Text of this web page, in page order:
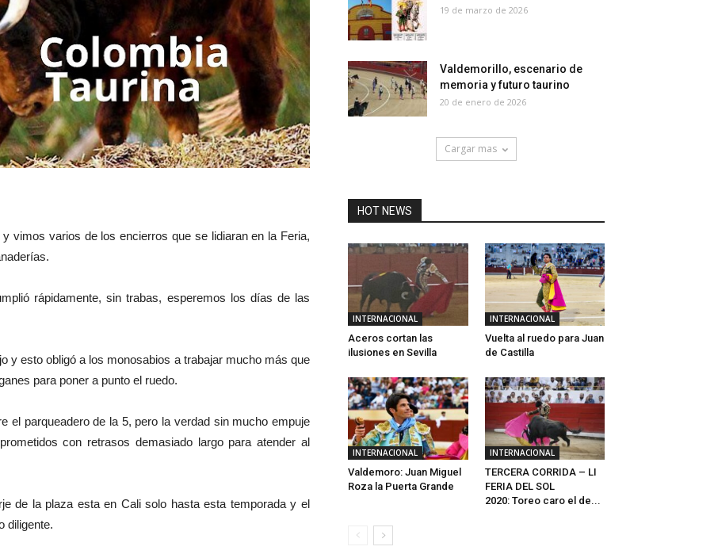
vimos varios de los encierros que se lidiaran en la Feria,
rápidamente, sin trabas, esperemos los días de las
y esto obligó a los monosabios a trabajar mucho más que
para poner a punto el ruedo.
el parqueadero de la 5, pero la verdad sin mucho empuje
con retrasos demasiado largo para atender al
de la plaza esta en Cali solo hasta esta temporada y el
diligente.
19 de marzo de 2026
Valdemorillo, escenario de
memoria y futuro taurino
20 de enero de 2026
Cargar mas
HOT NEWS
INTERNACIONAL
Aceros cortan las
ilusiones en Sevilla
INTERNACIONAL
Vuelta al ruedo para Juan
de Castilla
INTERNACIONAL
Valdemoro: Juan Miguel
Roza la Puerta Grande
INTERNACIONAL
TERCERA CORRIDA – LI
FERIA DEL SOL
2020: Toreo caro el de...